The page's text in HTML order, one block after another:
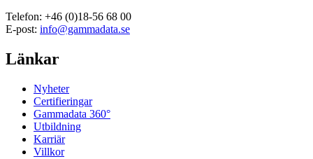
Telefon: +46 (0)18-56 68 00
E-post: info@gammadata.se
Länkar
Nyheter
Certifieringar
Gammadata 360°
Utbildning
Karriär
Villkor